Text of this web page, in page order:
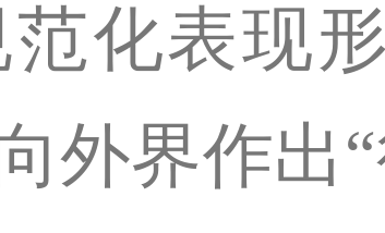
化表现
外界作出“